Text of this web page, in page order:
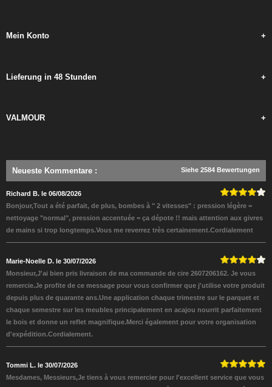
Mein Konto +
Lieferung in 48 Stunden +
VALMOUR +
Neueste Kommentare : Siehe 2584 Bewertungen
Richard B. le 06/08/2026
Bonjour,Tout a été parfait, de plus, bombes à " 2 vitesses" : pression légère =
nettoyage "normal", pression accentuée = ça dépote !! mais attention aux givres
de mains si trop longtemps.Vous me reverrez très certainement.Cordialement
Marie-Noelle D. le 30/07/2026
Monsieur,J'ai bien pris livraison de ma commande de cire 2607206162. Je vous
remercie.Je profite de ce message pour vous confirmer que j'utilise votre produit
depuis plus de quarante ans.Une application chaque trimestre sur le parquet et
chaque semestre sur les meubles principalement en acajou nourrit parfaitement
le bois et donne un reflet magnifique.Merci également pour votre organisation
d'expédition.Cordialement.
Tommi L. le 30/07/2026
Mesdames, Messieurs,Je tiens à vous remercier pour l'excellent service que vous